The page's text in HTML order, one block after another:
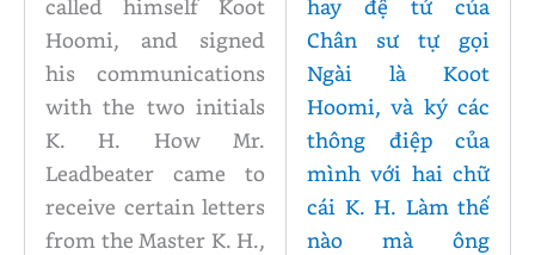
called himself Koot
Hoomi, and signed
his communications
with the two initials
K. H. How Mr.
Leadbeater came to
receive certain letters
from the Master K. H.,
hay đệ tử của
Chân sư tự gọi
Ngài là Koot
Hoomi, và ký các
thông điệp của
mình với hai chữ
cái K. H. Làm thế
nào mà ông